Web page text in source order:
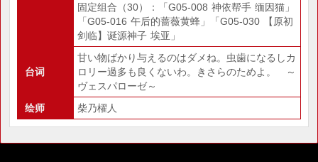
固定组合（30）：「G05-008 神依帮手 缅因猫」
「G05-016 午后的蔷薇黄蜂」「G05-030 【原初
剑临】诞源神子 埃亚」
台词
甘い物ばかり与えるのはダメね。虫歯になるしカ
ロリー過多も良くないわ。きさらのためよ。 ～
ヴェスパローゼ～
绘师
柴乃櫂人